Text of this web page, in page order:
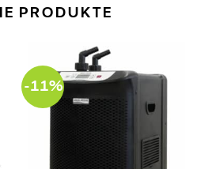
PRODUKTE
-11%